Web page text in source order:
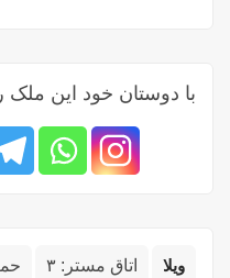
ویلا اتاق مستر: ۳
با دوستان خود این ملک